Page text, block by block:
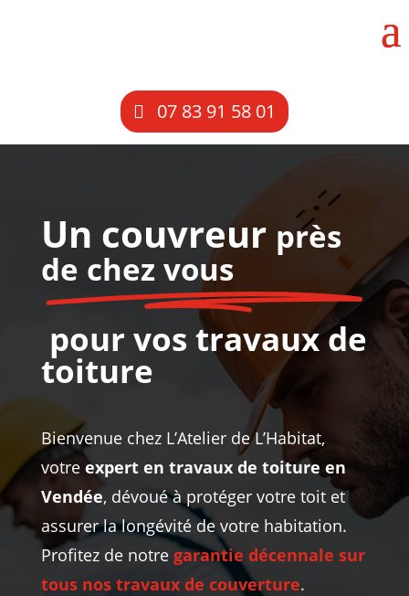
07 83 91 58 01
Un couvreur près
de chez vous
pour vos travaux de
toiture
Bienvenue chez L’Atelier de L’Habitat,
votre expert en travaux de toiture en
Vendée, dévoué à protéger votre toit et
assurer la longévité de votre habitation.
Profitez de notre garantie décennale sur
tous nos travaux de couverture.